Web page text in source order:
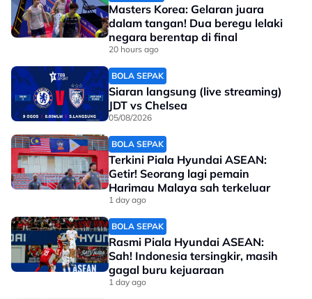
Tonton penuh:
Masters Korea: Gelaran juara
dalam tangan! Dua beregu lelaki
negara berentap di final
20 hours ago
BOLA SEPAK
Siaran langsung (live streaming)
JDT vs Chelsea
05/08/2026
BOLA SEPAK
Terkini Piala Hyundai ASEAN:
Getir! Seorang lagi pemain
Harimau Malaya sah terkeluar
1 day ago
BOLA SEPAK
Rasmi Piala Hyundai ASEAN:
Sah! Indonesia tersingkir, masih
gagal buru kejuaraan
1 day ago